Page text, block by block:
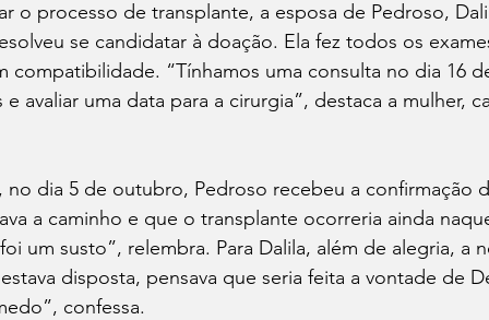
o processo de transplante, a esposa de Pedroso,
se candidatar à doação. Ela fez todos os
compatibilidade. “Tínhamos uma consulta no dia 16
avaliar uma data para a cirurgia”, destaca a mulher,
no dia 5 de outubro, Pedroso recebeu a confirmação
a caminho e que o transplante ocorreria ainda
um susto”, relembra. Para Dalila, além de alegria, a
disposta, pensava que seria feita a vontade de
confessa.